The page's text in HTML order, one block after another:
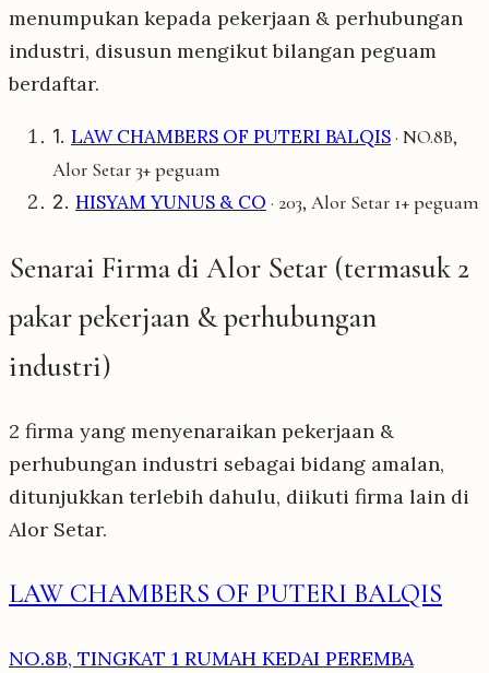
menumpukan kepada pekerjaan & perhubungan
industri, disusun mengikut bilangan peguam
berdaftar.
1. LAW CHAMBERS OF PUTERI BALQIS· NO.8B,
Alor Setar 3+ peguam
2. HISYAM YUNUS & CO · 203, Alor Setar 1+ peguam
Senarai Firma di Alor Setar (termasuk 2
pakar pekerjaan & perhubungan
industri)
2 firma yang menyenaraikan pekerjaan &
perhubungan industri sebagai bidang amalan,
ditunjukkan terlebih dahulu, diikuti firma lain di
Alor Setar.
LAW CHAMBERS OF PUTERI BALQIS
NO.8B, TINGKAT 1 RUMAH KEDAI PEREMBA